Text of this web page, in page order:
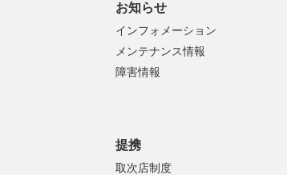
お知らせ
インフォメーション
メンテナンス情報
障害情報
提携
取次店制度